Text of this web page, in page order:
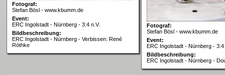
Fotograf:
Stefan Bösl - www.kbumm.de
Event:
ERC Ingolstadt - Nürnberg - 3:4 n.V.
Bildbeschreibung:
ERC Ingolstadt - Nürnberg - Verbissen: René
Röthke
Fotograf:
Stefan Bösl - www.kbumm.de
Event:
ERC Ingolstadt - Nürnberg - 3:4
Bildbeschreibung:
ERC Ingolstadt - Nürnberg -